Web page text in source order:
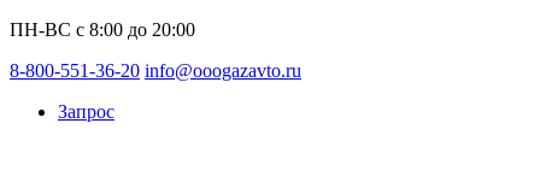
ПН-ВС с 8:00 до 20:00
8-800-551-36-20 info@ooogazavto.ru
Запрос